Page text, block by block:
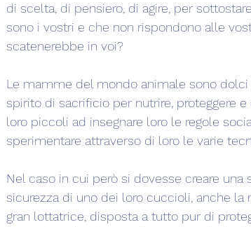
di scelta, di pensiero, di agire, per
sono i vostri e che non rispondono alle
scatenerebbe in voi?
Le mamme del mondo animale sono
spirito di sacrificio per nutrire, proteggere
loro piccoli ad insegnare loro le regole
sperimentare attraverso di loro le varie
Nel caso in cui però si dovesse creare
sicurezza di uno dei loro cuccioli, anche
gran lottatrice, disposta a tutto pur di